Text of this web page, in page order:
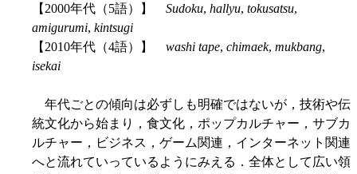
【2000年代（5語）】 Sudoku, hallyu, tokusatsu,
amigurumi, kintsugi
【2010年代（4語）】 washi tape, chimaek, mukbang,
isekai
年代ごとの傾向は必ずしも明確ではないが，技術や伝
統文化から始まり，食文化，ポップカルチャー，サブカ
ルチャー，ビジネス，ゲーム関連，インターネット関連
へと流れていっているようにみえる．全体として広い領